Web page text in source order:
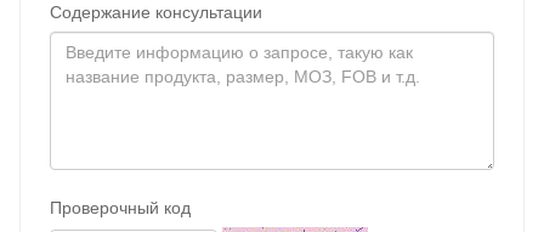
Содержание консультации
Проверочный код